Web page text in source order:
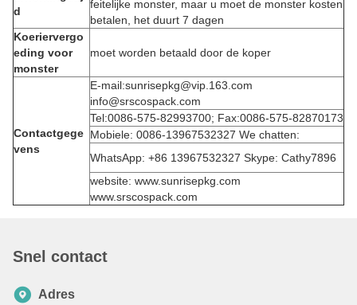
d
feitelijke monster, maar u moet de monster kosten
betalen, het duurt 7 dagen
Koeriervergo
eding voor
monster
moet worden betaald door de koper
Contactgege
vens
E-mail:sunrisepkg@vip.163.com
info@srscospack.com
Tel:0086-575-82993700; Fax:0086-575-82870173
Mobiele: 0086-13967532327 We chatten:
WhatsApp: +86 13967532327 Skype: Cathy7896
website: www.sunrisepkg.com
www.srscospack.com
Snel contact
Adres